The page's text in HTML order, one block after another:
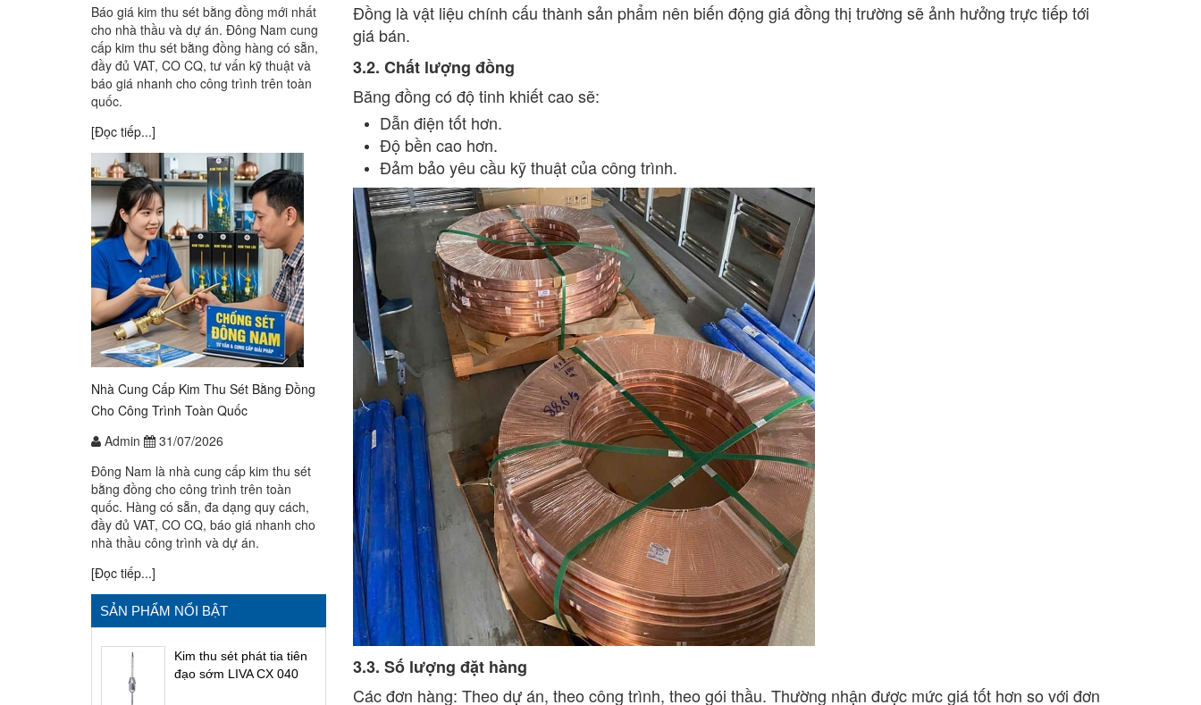
Đồng là vật liệu chính cấu thành sản phẩm nên biến động giá đồng thị trường sẽ ảnh hưởng trực tiếp tới
giá bán.
3.2. Chất lượng đồng
Băng đồng có độ tinh khiết cao sẽ:
Dẫn điện tốt hơn.
Độ bền cao hơn.
Đảm bảo yêu cầu kỹ thuật của công trình.
3.3. Số lượng đặt hàng
Các đơn hàng: Theo dự án, theo công trình, theo gói thầu. Thường nhận được mức giá tốt hơn so với đơn
Báo giá kim thu sét bằng đồng mới nhất
cho nhà thầu và dự án. Đông Nam cung
cấp kim thu sét bằng đồng hàng có sẵn,
đầy đủ VAT, CO CQ, tư vấn kỹ thuật và
báo giá nhanh cho công trình trên toàn
quốc.
[Đọc tiếp...]
Nhà Cung Cấp Kim Thu Sét Bằng Đồng
Cho Công Trình Toàn Quốc
Admin
31/07/2026
Đông Nam là nhà cung cấp kim thu sét
bằng đồng cho công trình trên toàn
quốc. Hàng có sẵn, đa dạng quy cách,
đầy đủ VAT, CO CQ, báo giá nhanh cho
nhà thầu công trình và dự án.
[Đọc tiếp...]
SẢN PHẨM NỔI BẬT
Kim thu sét phát tia tiên
đạo sớm LIVA CX 040